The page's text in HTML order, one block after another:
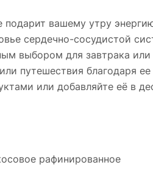
подарит вашему утру
сердечно-сосудистой
выбором для завтрака или
путешествия благодаря
или добавляйте её в
рафинированное